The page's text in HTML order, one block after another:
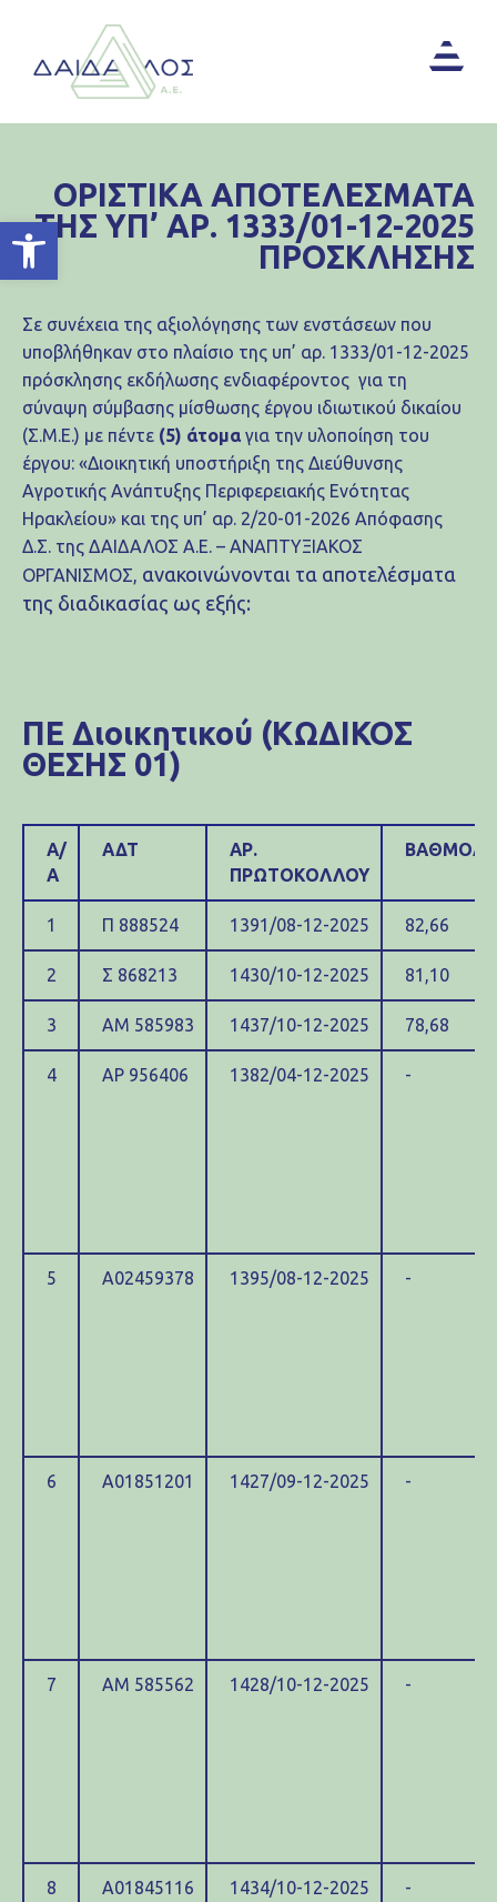
Ανοίξτε τη γραμμή εργαλείων
Σε συνέχεια της αξιολόγησης των ενστάσεων που
υποβλήθηκαν στο πλαίσιο της υπ’ αρ. 1333/01-12-2025
πρόσκλησης εκδήλωσης ενδιαφέροντος για τη
σύναψη σύμβασης μίσθωσης έργου ιδιωτικού δικαίου
(Σ.Μ.Ε.) με πέντε (5) άτομα για την υλοποίηση του
έργου: «Διοικητική υποστήριξη της Διεύθυνσης
Αγροτικής Ανάπτυξης Περιφερειακής Ενότητας
Ηρακλείου» και της υπ’ αρ. 2/20-01-2026 Απόφασης
Δ.Σ. της ΔΑΙΔΑΛΟΣ Α.Ε. – ΑΝΑΠΤΥΞΙΑΚΟΣ
ΟΡΓΑΝΙΣΜΟΣ, ανακοινώνονται τα αποτελέσματα
της διαδικασίας ως εξής:
ΟΡΙΣΤΙΚΑ ΑΠΟΤΕΛΕΣΜΑΤΑ
ΤΗΣ ΥΠ’ ΑΡ. 1333/01-12-2025
ΠΡΟΣΚΛΗΣΗΣ
ΠΕ Διοικητικού (ΚΩΔΙΚΟΣ
ΘΕΣΗΣ 01)
Α/
Α
ΑΔΤ
ΑΡ.
ΠΡΩΤΟΚΟΛΛΟΥ
1 Π 888524 1391/08-12-2025 82,66
2 Σ 868213 1430/10-12-2025 81,10
3 ΑΜ 585983 1437/10-12-2025 78,68
4 ΑΡ 956406 1382/04-12-2025 -
5 Α02459378 1395/08-12-2025 -
6 Α01851201 1427/09-12-2025 -
7 ΑΜ 585562 1428/10-12-2025 -
8 Α01845116 1434/10-12-2025 -